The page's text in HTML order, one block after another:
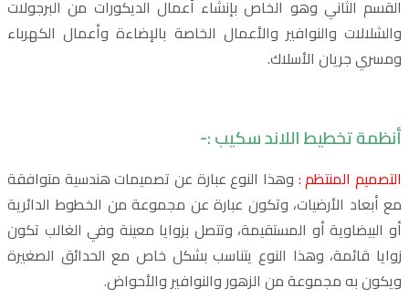
القسم الثاني وهو الخاص بإنشاء أعمال الديكورات من البرجولات
والشلالات والنوافير والأعمال الخاصة بالإضاءة وأعمال الكهرباء
ومسري جريان الأسلاك.
أنظمة تخطيط اللاند سكيب :-
التصميم المنتظم : وهذا النوع عبارة عن تصميمات هندسية متوافقة
مع أبعاد الأرضيات، وتكون عبارة عن مجموعة من الخطوط الدائرية
أو البيضاوية أو المستقيمة، وتتصل بزوايا معينة وفي الغالب تكون
زوايا قائمة، وهذا النوع يتناسب بشكل خاص مع الحدائق الصغيرة
ويكون به مجموعة من الزهور والنوافير والأحواض.